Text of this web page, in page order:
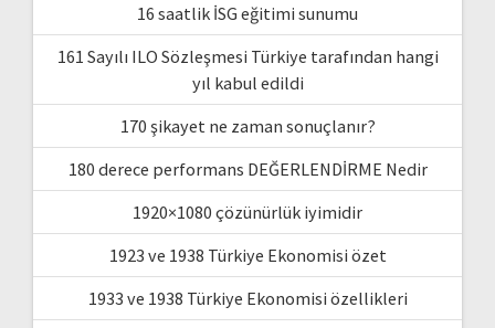
16 saatlik İSG eğitimi sunumu
161 Sayılı ILO Sözleşmesi Türkiye tarafından hangi
yıl kabul edildi
170 şikayet ne zaman sonuçlanır?
180 derece performans DEĞERLENDİRME Nedir
1920×1080 çözünürlük iyimidir
1923 ve 1938 Türkiye Ekonomisi özet
1933 ve 1938 Türkiye Ekonomisi özellikleri